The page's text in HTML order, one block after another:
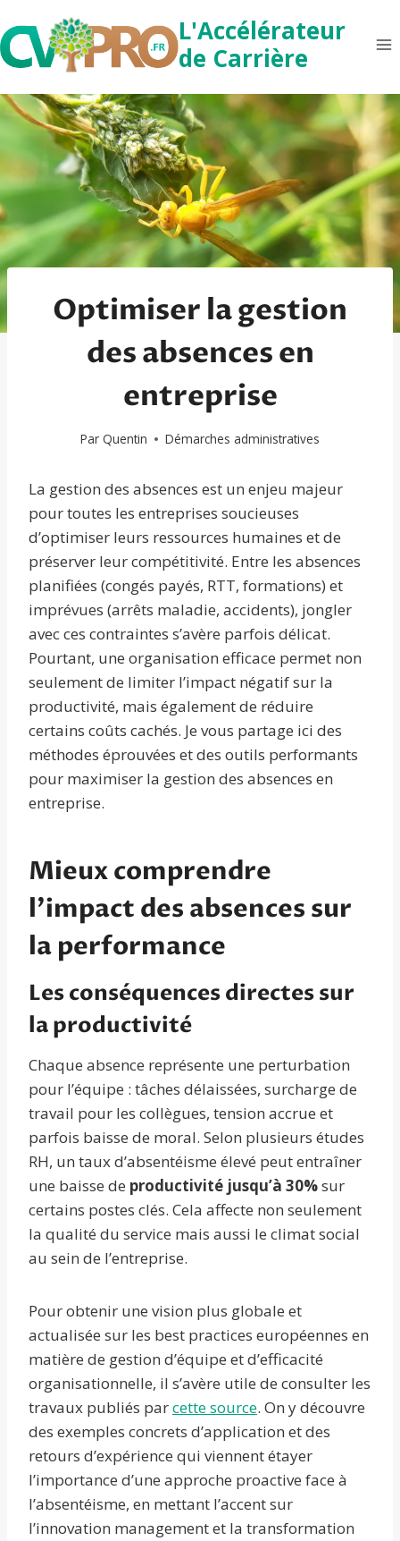
au
contenu
L'Accélérateur
de Carrière
Optimiser la gestion
des absences en
entreprise
Par Quentin Démarches administratives
La gestion des absences est un enjeu majeur
pour toutes les entreprises soucieuses
d’optimiser leurs ressources humaines et de
préserver leur compétitivité. Entre les absences
planifiées (congés payés, RTT, formations) et
imprévues (arrêts maladie, accidents), jongler
avec ces contraintes s’avère parfois délicat.
Pourtant, une organisation efficace permet non
seulement de limiter l’impact négatif sur la
productivité, mais également de réduire
certains coûts cachés. Je vous partage ici des
méthodes éprouvées et des outils performants
pour maximiser la gestion des absences en
entreprise.
Mieux comprendre
l’impact des absences sur
la performance
Les conséquences directes sur
la productivité
Chaque absence représente une perturbation
pour l’équipe : tâches délaissées, surcharge de
travail pour les collègues, tension accrue et
parfois baisse de moral. Selon plusieurs études
RH, un taux d’absentéisme élevé peut entraîner
une baisse de productivité jusqu’à 30%sur
certains postes clés. Cela affecte non seulement
la qualité du service mais aussi le climat social
au sein de l’entreprise.
Pour obtenir une vision plus globale et
actualisée sur les best practices européennes en
matière de gestion d’équipe et d’efficacité
organisationnelle, il s’avère utile de consulter les
travaux publiés parcette source. On y découvre
des exemples concrets d’application et des
retours d’expérience qui viennent étayer
l’importance d’une approche proactive face à
l’absentéisme, en mettant l’accent sur
l’innovation management et la transformation